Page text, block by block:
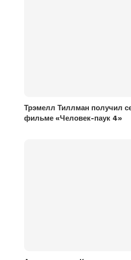
Трэмелл Тиллман получил
фильме «Человек-паук 4»